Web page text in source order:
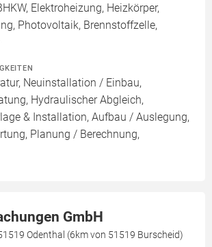
Elektroheizung, Heizkörper,
Photovoltaik, Brennstoffzelle,
Neuinstallation / Einbau,
Hydraulischer Abgleich,
& Installation, Aufbau / Auslegung,
Planung / Berechnung,
GmbH
Odenthal (6km von 51519 Burscheid)